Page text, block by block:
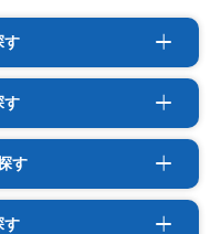
す
す
す
す